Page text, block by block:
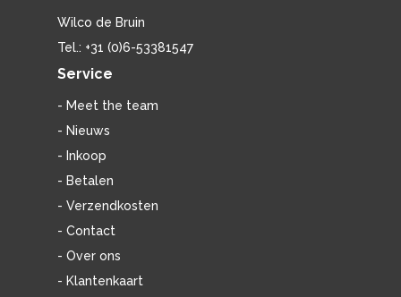
Wilco de Bruin
Tel.: +31 (0)6-53381547
Service
- Meet the team
- Nieuws
- Inkoop
- Betalen
- Verzendkosten
- Contact
- Over ons
- Klantenkaart